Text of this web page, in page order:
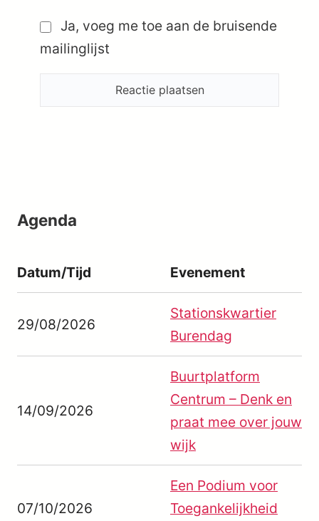
Ja, voeg me toe aan de bruisende
mailinglijst
Agenda
Datum/Tijd Evenement
29/08/2026
Stationskwartier
Burendag
14/09/2026
Buurtplatform
Centrum – Denk en
praat mee over jouw
wijk
07/10/2026
Een Podium voor
Toegankelijkheid